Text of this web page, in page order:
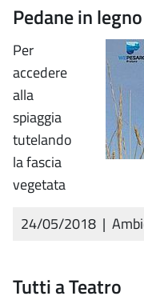
Pedane in
Per
accedere
alla
spiaggia
tutelando
la fascia
vegetata
24/05/2018 |
Tutti a Teatro